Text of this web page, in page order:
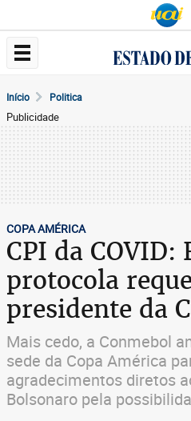
Início Politica
Publicidade
COPA AMÉRICA
CPI da COVID:
protocola
presidente da
Mais cedo, a Conmebol
sede da Copa América
agradecimentos diretos
Bolsonaro pela